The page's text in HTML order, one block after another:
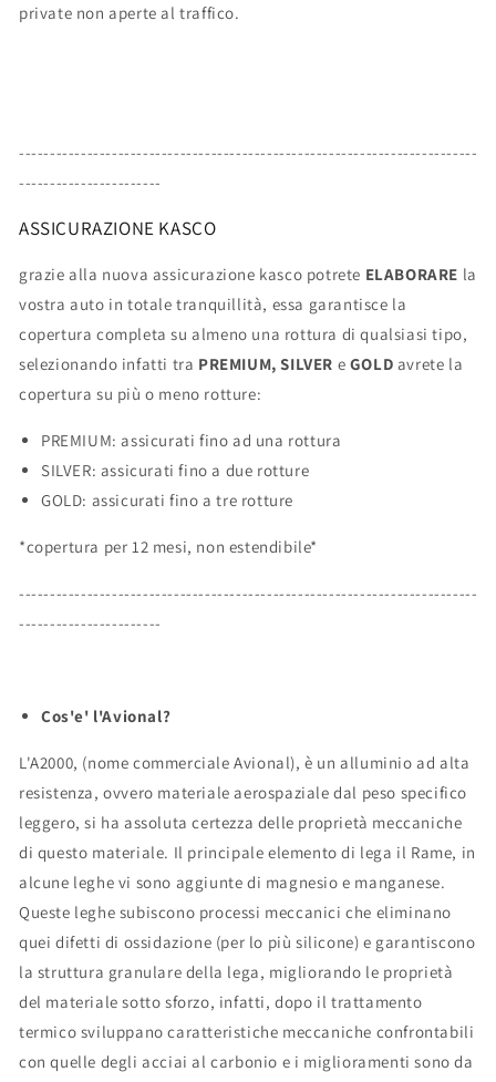
private non aperte al traffico.
--------------------------------------------------------------------------
-----------------------
ASSICURAZIONE KASCO
grazie alla nuova assicurazione kasco potrete ELABORARE la
vostra auto in totale tranquillità, essa garantisce la
copertura completa su almeno una rottura di qualsiasi tipo,
selezionando infatti tra PREMIUM, SILVER e GOLD avrete la
copertura su più o meno rotture:
PREMIUM: assicurati fino ad una rottura
SILVER: assicurati fino a due rotture
GOLD: assicurati fino a tre rotture
*copertura per 12 mesi, non estendibile*
--------------------------------------------------------------------------
-----------------------
Cos'e' l'Avional?
L'A2000, (nome commerciale Avional), è un alluminio ad alta
resistenza, ovvero materiale aerospaziale dal peso specifico
leggero, si ha assoluta certezza delle proprietà meccaniche
di questo materiale. Il principale elemento di lega il Rame, in
alcune leghe vi sono aggiunte di magnesio e manganese.
Queste leghe subiscono processi meccanici che eliminano
quei difetti di ossidazione (per lo più silicone) e garantiscono
la struttura granulare della lega, migliorando le proprietà
del materiale sotto sforzo, infatti, dopo il trattamento
termico sviluppano caratteristiche meccaniche confrontabili
con quelle degli acciai al carbonio e i miglioramenti sono da